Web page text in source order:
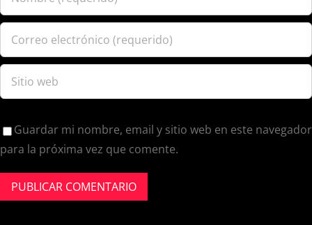
Guardar mi nombre, email y sitio web en este navegador
para la próxima vez que comente.